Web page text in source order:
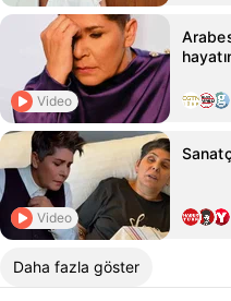
Video
Video
Daha fazla göster